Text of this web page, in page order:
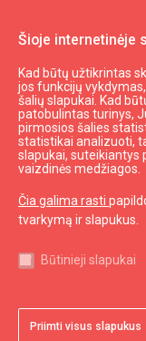
Šioje internetinėje
Kad būtų užtikrintas
jos funkcijų
šalių slapukai. Kad
patobulintas turinys,
pirmosios šalies
statistikai analizuoti,
slapukai, suteikiantys
vaizdinės medžiagos.
Čia galima rasti
tvarkymą ir slapukus.
Būtinieji slapukai
Priimti visus slapukus
Daryti ir matyti
Jugendo stilius